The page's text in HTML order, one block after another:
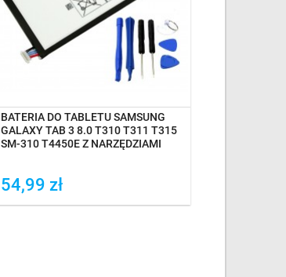
BATERIA DO TABLETU SAMSUNG
GALAXY TAB 3 8.0 T310 T311 T315
SM-310 T4450E Z NARZĘDZIAMI
54,99 zł
OCZEKIWANIE NA DOSTAWĘ
Dodaj do porówania